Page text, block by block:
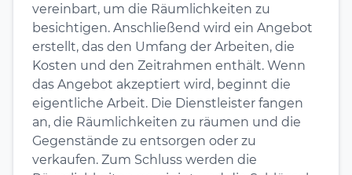
vereinbart, um die Räumlichkeiten zu
besichtigen. Anschließend wird ein Angebot
erstellt, das den Umfang der Arbeiten, die
Kosten und den Zeitrahmen enthält. Wenn
das Angebot akzeptiert wird, beginnt die
eigentliche Arbeit. Die Dienstleister fangen
an, die Räumlichkeiten zu räumen und die
Gegenstände zu entsorgen oder zu
verkaufen. Zum Schluss werden die